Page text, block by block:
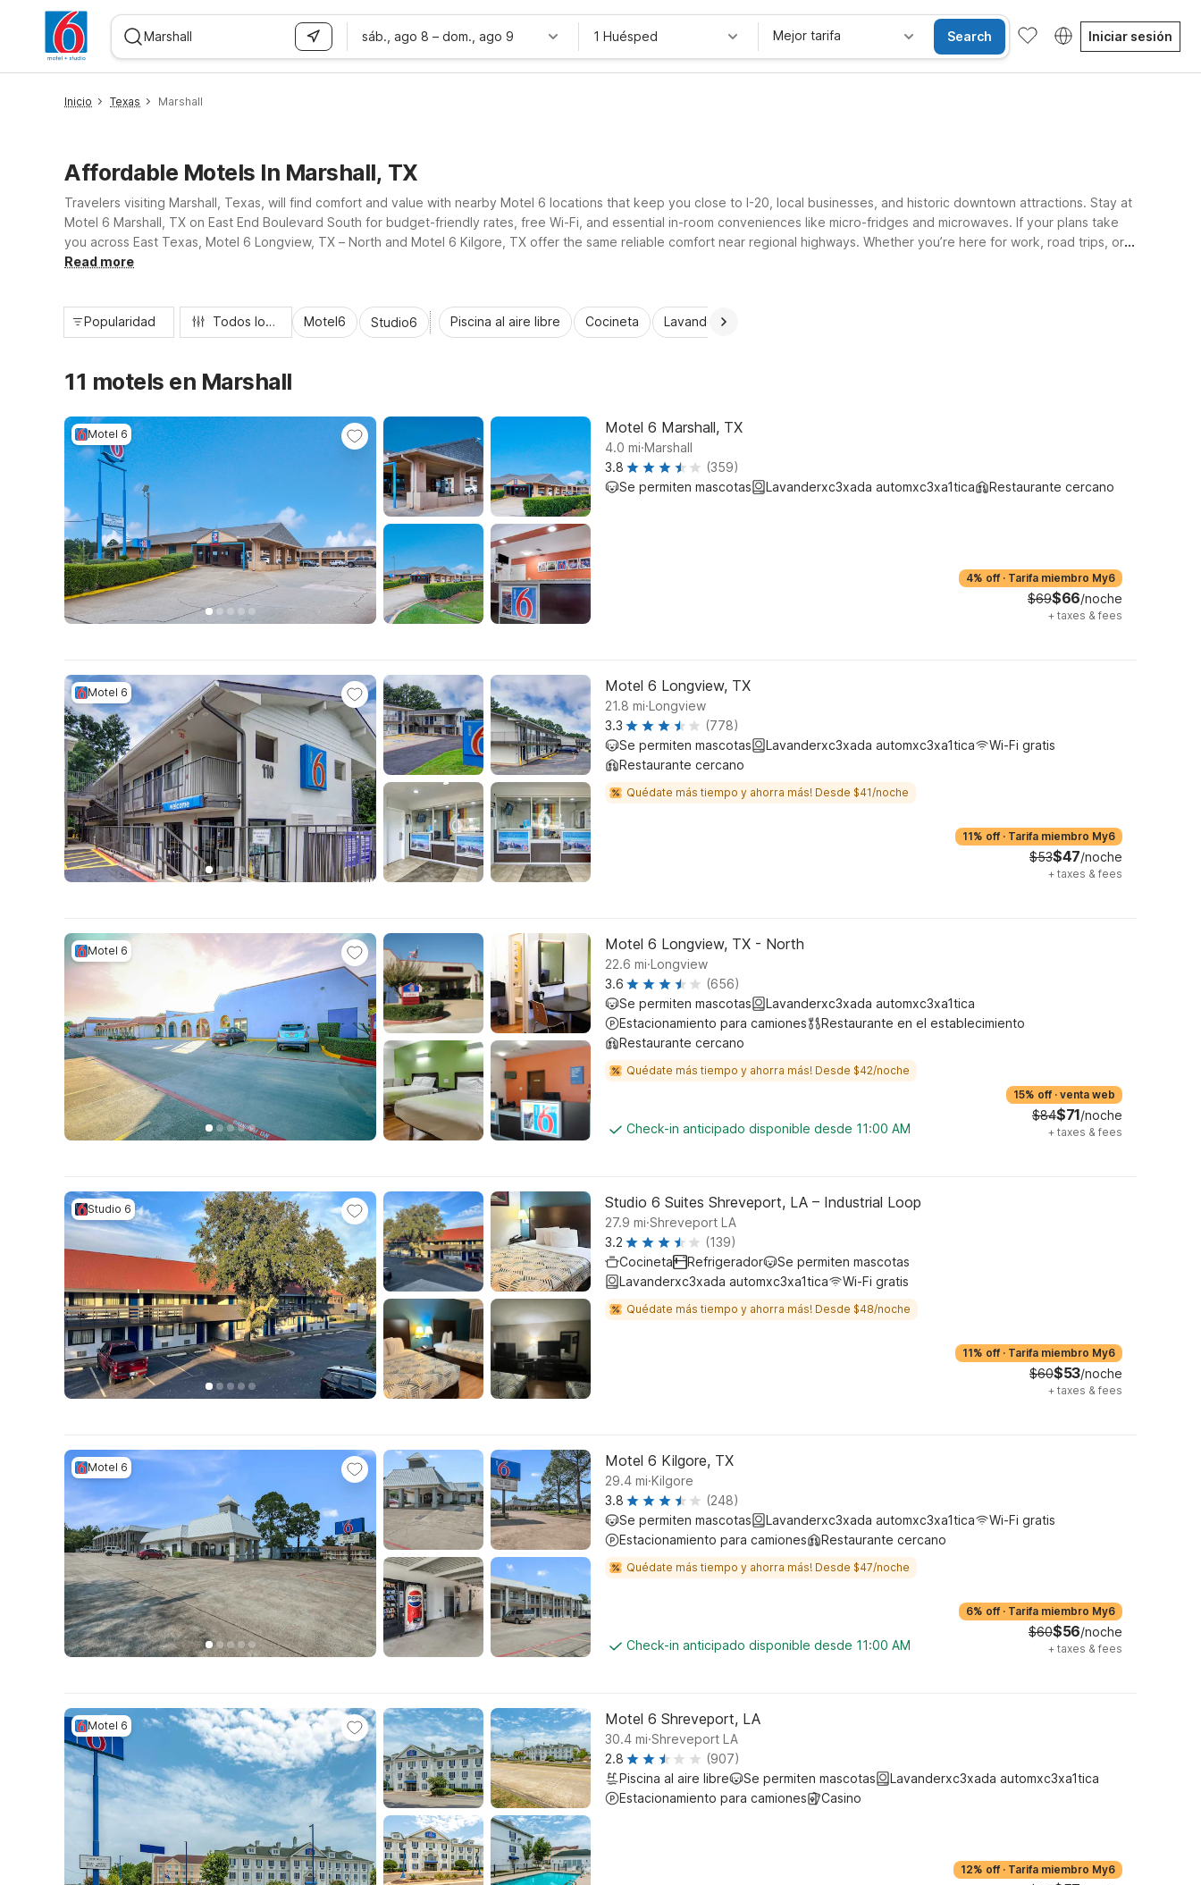
sáb., ago 8 – dom., ago 9 1 Huésped Mejor tarifa Search Iniciar sesión
Inicio Texas Marshall
Affordable Motels In Marshall, TX
Travelers visiting Marshall, Texas, will find comfort and value with nearby Motel 6 locations that keep you close to I-20, local businesses, and historic downtown attractions. Stay at
Motel 6 Marshall, TX on East End Boulevard South for budget-friendly rates, free Wi-Fi, and essential in-room conveniences like micro-fridges and microwaves. If your plans take
you across East Texas, Motel 6 Longview, TX – North and Motel 6 Kilgore, TX offer the same reliable comfort near regional highways. Whether you’re here for work, road trips, or
college visits, you’ll appreciate convenient locations, pet-friendly rooms, and the practical amenities you need.
Read more
Popularidad Todos los filtros Motel6 Studio6 Piscina al aire libre Cocineta Lavandería automática
11 motels en Marshall
Motel 6 Motel 6 Marshall, TX
4.0 mi.Marshall
3.8
(359)
Se permiten mascotas
Lavanderxc3xada automxc3xa1tica Restaurante cercano
4% off · Tarifa miembro My6
$69$66/noche
+ taxes & fees
Motel 6 Motel 6 Longview, TX
21.8 mi.Longview
3.3
(778)
Se permiten mascotas
Lavanderxc3xada automxc3xa1tica
Wi-Fi gratis
Restaurante cercano
Quédate más tiempo y ahorra más! Desde $41/noche
11% off · Tarifa miembro My6
$53$47/noche
+ taxes & fees
Motel 6 Motel 6 Longview, TX - North
22.6 mi.Longview
3.6
(656)
Se permiten mascotas
Lavanderxc3xada automxc3xa1tica
Estacionamiento para camiones
Restaurante en el establecimiento
Restaurante cercano
Quédate más tiempo y ahorra más! Desde $42/noche
Check-in anticipado disponible desde 11:00 AM
15% off · venta web
$84$71/noche
+ taxes & fees
Studio 6 Studio 6 Suites Shreveport, LA – Industrial Loop
27.9 mi.Shreveport LA
3.2
(139)
Cocineta
Refrigerador
Se permiten mascotas
Lavanderxc3xada automxc3xa1tica
Wi-Fi gratis
Quédate más tiempo y ahorra más! Desde $48/noche
11% off · Tarifa miembro My6
$60$53/noche
+ taxes & fees
Motel 6 Motel 6 Kilgore, TX
29.4 mi.Kilgore
3.8
(248)
Se permiten mascotas
Lavanderxc3xada automxc3xa1tica
Wi-Fi gratis
Estacionamiento para camiones
Restaurante cercano
Quédate más tiempo y ahorra más! Desde $47/noche
Check-in anticipado disponible desde 11:00 AM
6% off · Tarifa miembro My6
$60$56/noche
+ taxes & fees
Motel 6 Motel 6 Shreveport, LA
30.4 mi.Shreveport LA
2.8
(907)
Piscina al aire libre
Se permiten mascotas
Lavanderxc3xada automxc3xa1tica
Estacionamiento para camiones
Casino
12% off · Tarifa miembro My6